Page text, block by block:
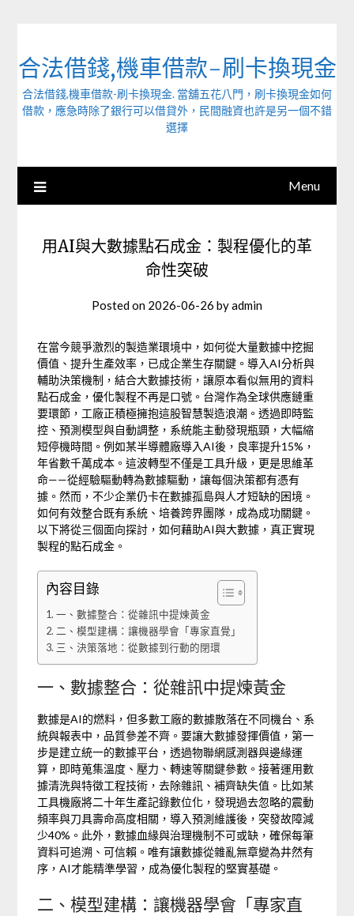
合法借錢,機車借款-刷卡換現金
合法借錢,機車借款-刷卡換現金. 當舖五花八門，刷卡換現金如何
借款，應急時除了銀行可以借貸外，民間融資也許是另一個不錯
選擇
Menu
用AI與大數據點石成金：製程優化的革
命性突破
Posted on 2026-06-26 byadmin
在當今競爭激烈的製造業環境中，如何從大量數據中挖掘
價值、提升生產效率，已成企業生存關鍵。導入AI分析與
輔助決策機制，結合大數據技術，讓原本看似無用的資料
點石成金，優化製程不再是口號。台灣作為全球供應鏈重
要環節，工廠正積極擁抱這股智慧製造浪潮。透過即時監
控、預測模型與自動調整，系統能主動發現瓶頸，大幅縮
短停機時間。例如某半導體廠導入AI後，良率提升15%，
年省數千萬成本。這波轉型不僅是工具升級，更是思維革
命——從經驗驅動轉為數據驅動，讓每個決策都有憑有
據。然而，不少企業仍卡在數據孤島與人才短缺的困境。
如何有效整合既有系統、培養跨界團隊，成為成功關鍵。
以下將從三個面向探討，如何藉助AI與大數據，真正實現
製程的點石成金。
內容目錄
一、數據整合：從雜訊中提煉黃金
二、模型建構：讓機器學會「專家直覺」
三、決策落地：從數據到行動的閉環
一、數據整合：從雜訊中提煉黃金
數據是AI的燃料，但多數工廠的數據散落在不同機台、系
統與報表中，品質參差不齊。要讓大數據發揮價值，第一
步是建立統一的數據平台，透過物聯網感測器與邊緣運
算，即時蒐集溫度、壓力、轉速等關鍵參數。接著運用數
據清洗與特徵工程技術，去除雜訊、補齊缺失值。比如某
工具機廠將二十年生產記錄數位化，發現過去忽略的震動
頻率與刀具壽命高度相關，導入預測維護後，突發故障減
少40%。此外，數據血緣與治理機制不可或缺，確保每筆
資料可追溯、可信賴。唯有讓數據從雜亂無章變為井然有
序，AI才能精準學習，成為優化製程的堅實基礎。
二、模型建構：讓機器學會「專家直